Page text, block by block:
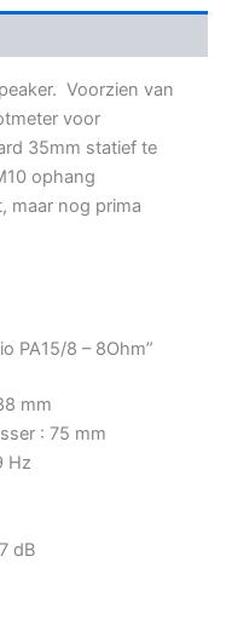
Voorzien van
voor
35mm statief te
ophang
maar nog prima
PA15/8 – 8Ohm”
mm
: 75 mm
Hz
dB